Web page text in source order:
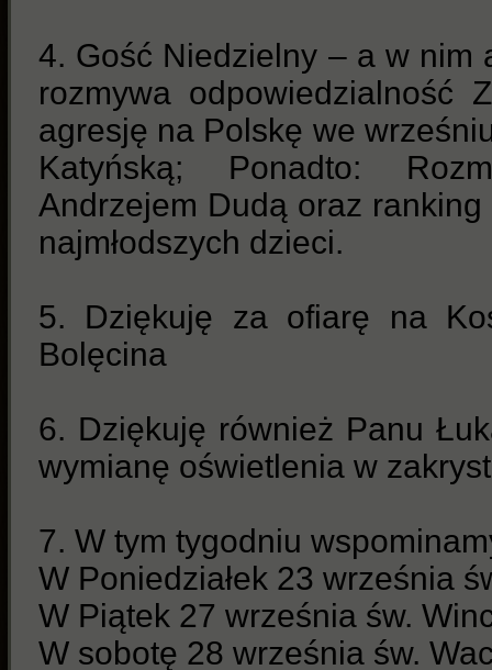
4. Gość Niedzielny – a w nim
rozmywa odpowiedzialność
agresję na Polskę we
Katyńską; Ponadto:
Andrzejem Dudą oraz
najmłodszych dzieci.
5. Dziękuję za ofiarę na
Bolęcina
6. Dziękuję również Panu
wymianę oświetlenia w
7. W tym tygodniu
W Poniedziałek 23 września
W Piątek 27 września św.
W sobotę 28 września św.